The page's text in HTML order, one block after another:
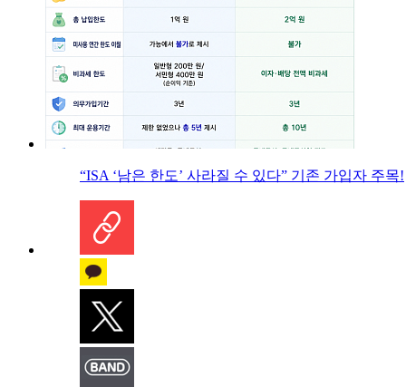
“ISA ‘남은 한도’ 사라질 수 있다” 기존 가입자 주목!